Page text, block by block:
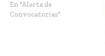
En "Alerta de
Convocatorias"